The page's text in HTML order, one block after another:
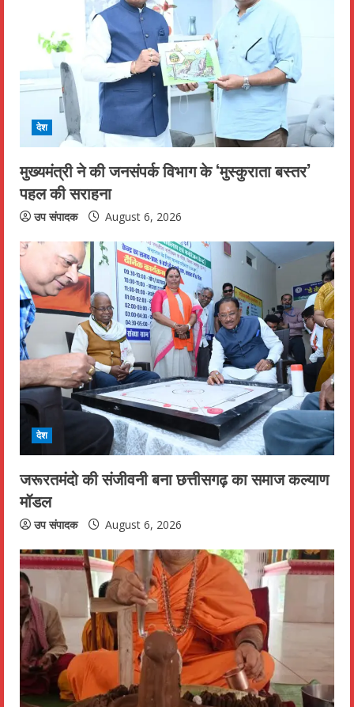
a
d
n
g
देश
मुख्यमंत्री ने की जनसंपर्क विभाग के ‘मुस्कुराता बस्तर’
पहल की सराहना
उप संपादक August 6, 2026
देश
जरूरतमंदो की संजीवनी बना छत्तीसगढ़ का समाज कल्याण
मॉडल
उप संपादक August 6, 2026